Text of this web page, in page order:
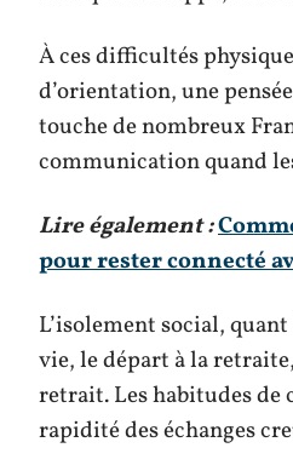
À ces difficultés
d’orientation, une
touche de nombreux
communication quand
Lire également :
pour rester connecté
L’isolement social,
vie, le départ à la
retrait. Les habitudes
rapidité des échanges